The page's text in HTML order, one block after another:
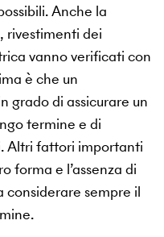
Anche la
rivestimenti dei
vanno verificati con
è che un
grado di assicurare un
termine e di
Altri fattori importanti
forma e l’assenza di
considerare sempre il